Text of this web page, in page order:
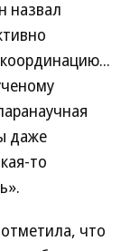
назвал
даже
то
что